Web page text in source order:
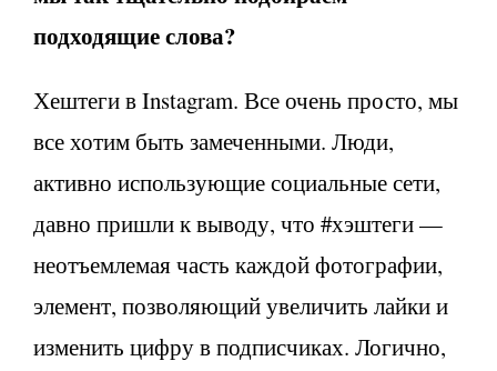
подходящие слова?
Хештеги в Instagram. Все очень просто, мы
все хотим быть замеченными. Люди,
активно использующие социальные сети,
давно пришли к выводу, что #хэштеги —
неотъемлемая часть каждой фотографии,
элемент, позволяющий увеличить лайки и
изменить цифру в подписчиках. Логично,